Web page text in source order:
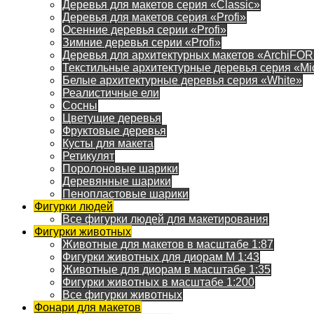
Деревья для макетов серия «Classic»
Деревья для макетов серия «Profi»
Осенние деревья серии «Profi»
Зимние деревья серии «Profi»
Деревья для архитектурных макетов
Текстильные архитектурные деревья серия
Белые архитектурные деревья серия «White»
Реалистичные ели
Сосны
Цветущие деревья
Фруктовые деревья
Кусты для макета
Ретикулят
Поролоновые шарики
Деревянные шарики
Пенопластовые шарики
Фигурки людей
Все фигурки людей для макетирования
Фигурки животных
Животные для макетов в масштабе 1:87
Фигурки животных для диорам М 1:43
Животные для диорам в масштабе 1:35
Фигурки животных в масштабе 1:200
Все фигурки животных
Фонари для макетов